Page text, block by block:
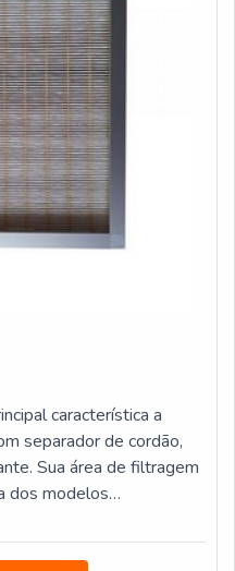
característica a
separador de cordão,
Sua área de filtragem
dos modelos
de alumínio.